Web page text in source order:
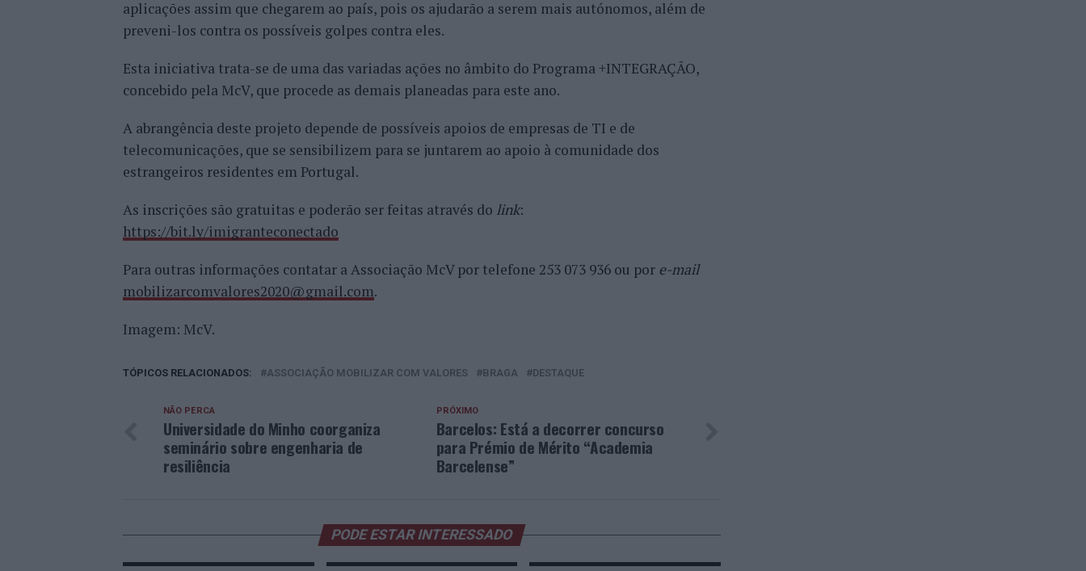
aplicações assim que chegarem ao país, pois os ajudarão a serem mais autónomos, além de
preveni-los contra os possíveis golpes contra eles.
Esta iniciativa trata-se de uma das variadas ações no âmbito do Programa +INTEGRAÇÃO,
concebido pela McV, que procede as demais planeadas para este ano.
A abrangência deste projeto depende de possíveis apoios de empresas de TI e de
telecomunicações, que se sensibilizem para se juntarem ao apoio à comunidade dos
estrangeiros residentes em Portugal.
As inscrições são gratuitas e poderão ser feitas através do link:
https://bit.ly/imigranteconectado
Para outras informações contatar a Associação McV por telefone 253 073 936 ou por e-mail
mobilizarcomvalores2020@gmail.com.
Imagem: McV.
TÓPICOS RELACIONADOS: ASSOCIAÇÃO MOBILIZAR COM VALORES BRAGA DESTAQUE
PRÓXIMO
Barcelos: Está a decorrer concurso
para Prémio de Mérito “Academia
Barcelense”
NÃO PERCA
Universidade do Minho coorganiza
seminário sobre engenharia de
resiliência
PODE ESTAR INTERESSADO